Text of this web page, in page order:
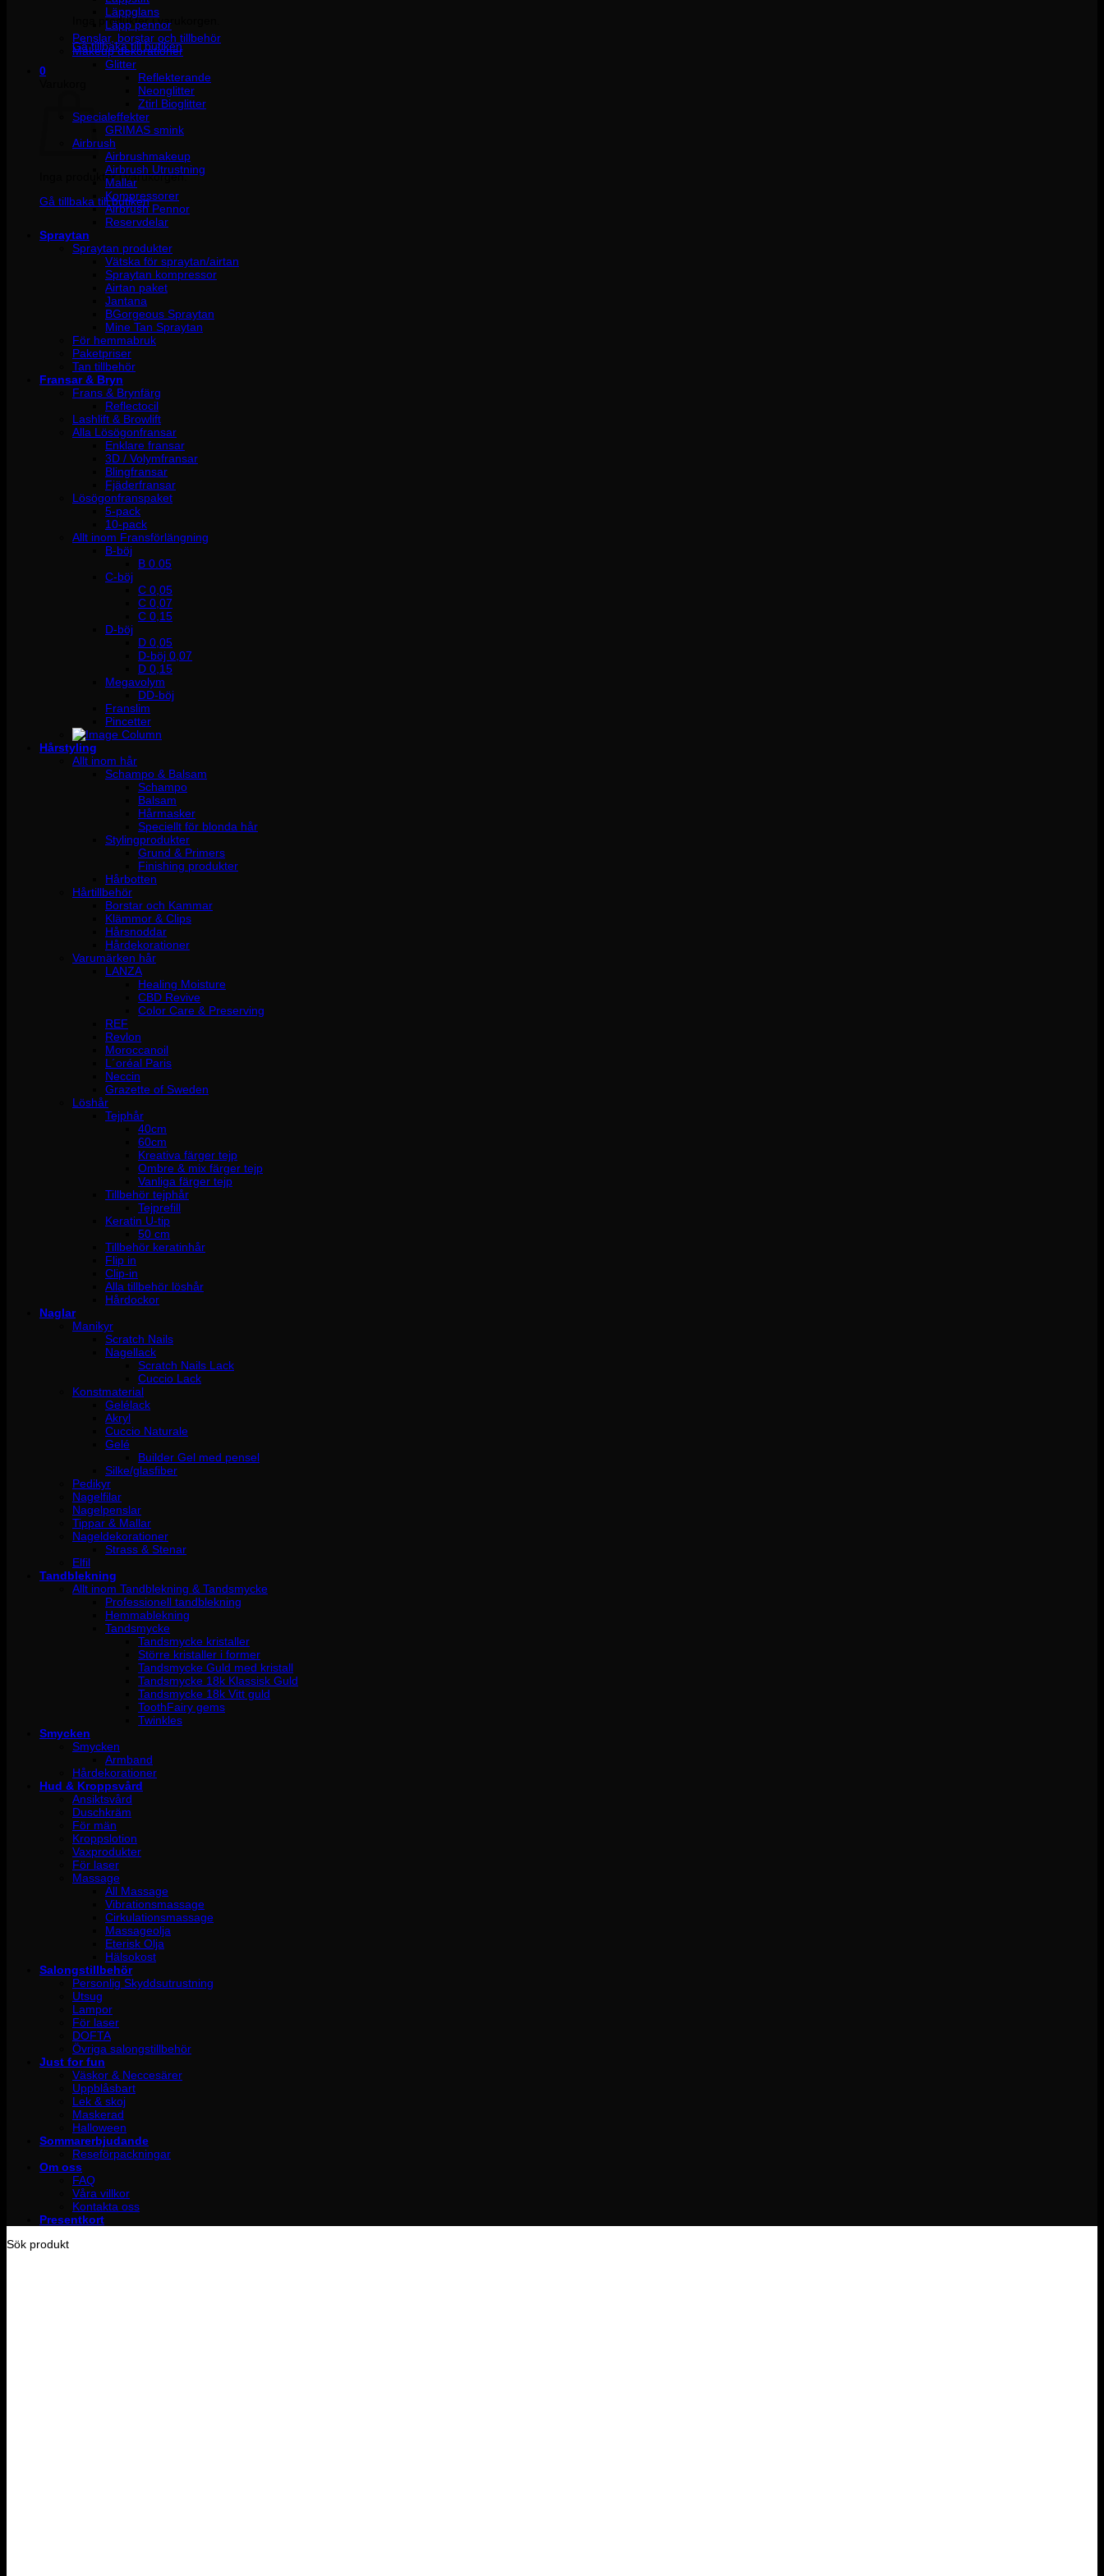
Inga produkter i varukorgen.
Gå tillbaka till butiken
0
Inga produkter i varukorgen.
Gå tillbaka till butiken
Läppglans
Läpp pennor
Penslar, borstar och tillbehör
Makeup dekorationer
Glitter
Reflekterande
Neonglitter
Ztirl Bioglitter
Specialeffekter
GRIMAS smink
Airbrush
Airbrushmakeup
Airbrush Utrustning
Mallar
Kompressorer
Airbrush Pennor
Reservdelar
Spraytan
Spraytan produkter
Vätska för spraytan/airtan
Spraytan kompressor
Airtan paket
Jantana
BGorgeous Spraytan
Mine Tan Spraytan
För hemmabruk
Paketpriser
Tan tillbehör
Fransar & Bryn
Frans & Brynfärg
Reflectocil
Lashlift & Browlift
Alla Lösögonfransar
Enklare fransar
3D / Volymfransar
Blingfransar
Fjäderfransar
Lösögonfranspaket
5-pack
10-pack
Allt inom Fransförlängning
B-böj
B 0.05
C-böj
C 0,05
C 0,07
C 0,15
D-böj
D 0,05
D-böj 0,07
D 0,15
Megavolym
DD-böj
Franslim
Pincetter
Hårstyling
Allt inom hår
Schampo & Balsam
Schampo
Balsam
Hårmasker
Speciellt för blonda hår
Stylingprodukter
Grund & Primers
Finishing produkter
Hårbotten
Hårtillbehör
Borstar och Kammar
Klämmor & Clips
Hårsnoddar
Hårdekorationer
Varumärken hår
LANZA
Healing Moisture
CBD Revive
Color Care & Preserving
REF
Revlon
Moroccanoil
L´oréal Paris
Neccin
Grazette of Sweden
Löshår
Tejphår
40cm
60cm
Kreativa färger tejp
Ombre & mix färger tejp
Vanliga färger tejp
Tillbehör tejphår
Tejprefill
Keratin U-tip
50 cm
Tillbehör keratinhår
Flip in
Clip-in
Alla tillbehör löshår
Hårdockor
Naglar
Manikyr
Scratch Nails
Nagellack
Scratch Nails Lack
Cuccio Lack
Konstmaterial
Gelélack
Akryl
Cuccio Naturale
Gelé
Builder Gel med pensel
Silke/glasfiber
Pedikyr
Nagelfilar
Nagelpenslar
Tippar & Mallar
Nageldekorationer
Strass & Stenar
Elfil
Tandblekning
Allt inom Tandblekning & Tandsmycke
Professionell tandblekning
Hemmablekning
Tandsmycke
Tandsmycke kristaller
Större kristaller i former
Tandsmycke Guld med kristall
Tandsmycke 18k Klassisk Guld
Tandsmycke 18k Vitt guld
ToothFairy gems
Twinkles
Smycken
Smycken
Armband
Hårdekorationer
Hud & Kroppsvård
Ansiktsvård
Duschkräm
För män
Kroppslotion
Vaxprodukter
För laser
Massage
All Massage
Vibrationsmassage
Cirkulationsmassage
Massageolja
Eterisk Olja
Hälsokost
Salongstillbehör
Personlig Skyddsutrustning
Utsug
Lampor
För laser
DOFTA
Övriga salongstillbehör
Just for fun
Väskor & Neccesärer
Uppblåsbart
Lek & skoj
Maskerad
Halloween
Sommarerbjudande
Reseförpackningar
Om oss
FAQ
Våra villkor
Kontakta oss
Presentkort
Sök produkt